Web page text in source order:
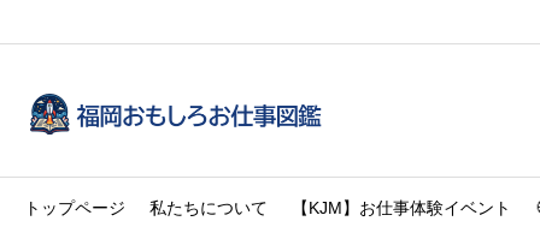
トップページ 私たちについて 【KJM】お仕事体験イベント